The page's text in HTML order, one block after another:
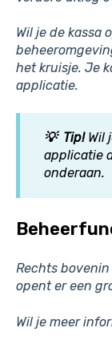
Wil je de kassa
het kruisje. Je
applicatie.
💡 Tip!Wil
applicatie
onderaan.
Rechts
opent er een
Wil je meer